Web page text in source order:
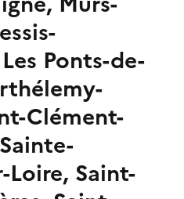
Ponts-de-
Clément-
Loire, Saint-